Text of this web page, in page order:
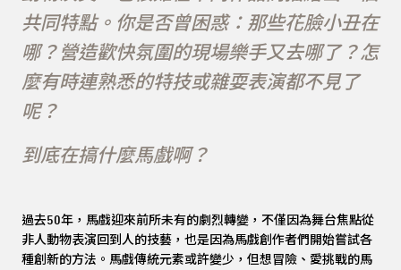
共同特點。你是否曾困惑：那些花臉小丑在
哪？營造歡快氛圍的現場樂手又去哪了？怎
麼有時連熟悉的特技或雜耍表演都不見了
呢？
到底在搞什麼馬戲啊？
過去50年，馬戲迎來前所未有的劇烈轉變，不僅因為舞台焦點從
非人動物表演回到人的技藝，也是因為馬戲創作者們開始嘗試各
種創新的方法。馬戲傳統元素或許變少，但想冒險、愛挑戰的馬